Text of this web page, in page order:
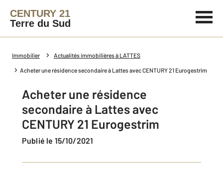
CENTURY 21
Terre du Sud
Immobilier Actualités immobilières à LATTES
Acheter une résidence secondaire à Lattes avec CENTURY 21 Eurogestrim
Acheter une résidence
secondaire à Lattes avec
CENTURY 21 Eurogestrim
Publié le 15/10/2021